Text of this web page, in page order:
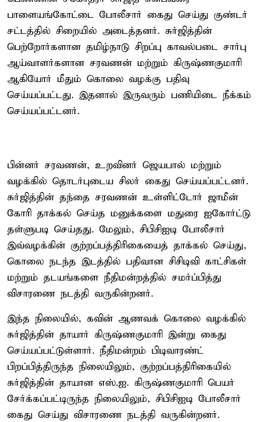
பாளையங்கோட்டை போலீசார் கைது செய்து குண்டர்
சட்டத்தில் சிறையில் அடைத்தனர். சுர்ஜித்தின்
பெற்றோர்களான தமிழ்நாடு சிறப்பு காவல்படை சார்பு
ஆய்வாளர்களான சரவணன் மற்றும் கிருஷ்ணகுமாரி
ஆகியோர் மீதும் கொலை வழக்கு பதிவு
செய்யப்பட்டது. இதனால் இருவரும் பணியிடை நீக்கம்
செய்யப்பட்டனர்.
பின்னர் சரவணன், உறவினர் ஜெயபால் மற்றும்
வழக்கில் தொடர்புடைய சிலர் கைது செய்யப்பட்டனர்.
சுர்ஜித்தின் தந்தை சரவணன் உள்ளிட்டோர் ஜாமீன்
கோரி தாக்கல் செய்த மனுக்களை மதுரை ஐகோர்ட்டு
தள்ளுபடி செய்தது. மேலும், சிபிசிஐடி போலீசார்
இவ்வழக்கின் குற்றப்பத்திரிகையைத் தாக்கல் செய்து,
கொலை நடந்த இடத்தில் பதிவான சிசிடிவி காட்சிகள்
மற்றும் தடயங்களை நீதிமன்றத்தில் சமர்ப்பித்து
விசாரணை நடத்தி வருகின்றனர்.
இந்த நிலையில், கவின் ஆணவக் கொலை வழக்கில்
சுர்ஜித்தின் தாயார் கிருஷ்ணகுமாரி இன்று கைது
செய்யப்பட்டுள்ளார். நீதிமன்றம் பிடிவாரண்ட்
பிறப்பித்திருந்த நிலையிலும், குற்றப்பத்திரிகையில்
சுர்ஜித்தின் தாயான எஸ்.ஐ. கிருஷ்ணகுமாரி பெயர்
சேர்க்கப்பட்டிருந்த நிலையிலும், சிபிசிஐடி போலீசார்
கைது செய்து விசாரணை நடத்தி வருகின்றனர்.